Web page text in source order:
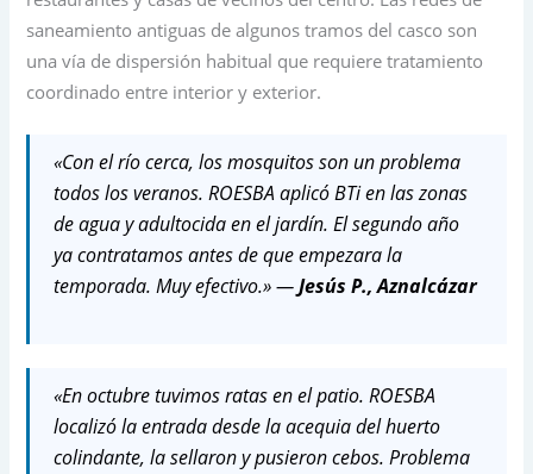
saneamiento antiguas de algunos tramos del casco son
una vía de dispersión habitual que requiere tratamiento
coordinado entre interior y exterior.
«Con el río cerca, los mosquitos son un problema
todos los veranos. ROESBA aplicó BTi en las zonas
de agua y adultocida en el jardín. El segundo año
ya contratamos antes de que empezara la
temporada. Muy efectivo.» —Jesús P., Aznalcázar
«En octubre tuvimos ratas en el patio. ROESBA
localizó la entrada desde la acequia del huerto
colindante, la sellaron y pusieron cebos. Problema